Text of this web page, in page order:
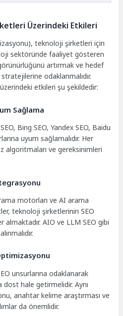
Üzerindeki Etkileri
teknoloji şirketleri için
sektöründe faaliyet gösteren
artırmak ve hedef
odaklanmalıdır.
etkileri şu şekildedir:
Sağlama
Bing SEO, Yandex SEO, Baidu
uyum sağlamalıdır. Her
algoritmaları ve gereksinimleri
motorları ve AI arama
teknoloji şirketlerinin SEO
AIO ve LLM SEO gibi
unsurlarına odaklanarak
hale getirmelidir. Aynı
anahtar kelime araştırması ve
da önemlidir.